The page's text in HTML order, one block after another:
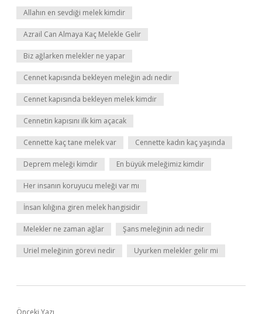
Allahın en sevdiği melek kimdir
Azrail Can Almaya Kaç Melekle Gelir
Biz ağlarken melekler ne yapar
Cennet kapısında bekleyen meleğin adı nedir
Cennet kapısında bekleyen melek kimdir
Cennetin kapısını ilk kim açacak
Cennette kaç tane melek var Cennette kadın kaç yaşında
Deprem meleği kimdir En büyük meleğimiz kimdir
Her insanın koruyucu meleği var mı
İnsan kılığına giren melek hangisidir
Melekler ne zaman ağlar Şans meleğinin adı nedir
Uriel meleğinin görevi nedir Uyurken melekler gelir mi
Önceki Yazı